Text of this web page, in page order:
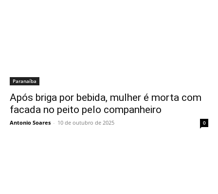
Paranaíba
Após briga por bebida, mulher é morta com
facada no peito pelo companheiro
Antonio Soares - 10 de outubro de 2025 0